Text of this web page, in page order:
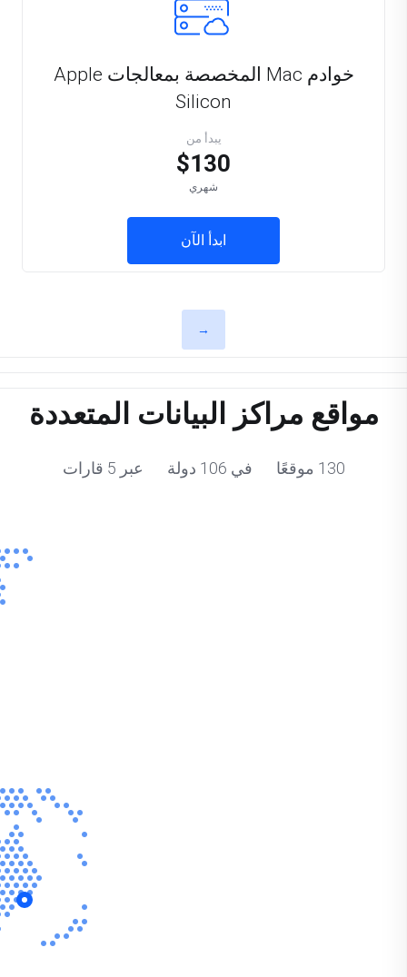
خوادم Mac المخصصة بمعالجات Apple
Silicon
يبدأ من
$130
شهري
ابدأ الآن
→
مواقع مراكز البيانات المتعددة
130 موقعًا في 106 دولة عبر 5 قارات